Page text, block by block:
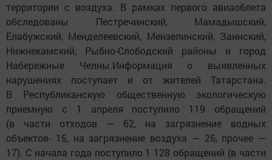
территории с воздуха. В рамках первого авиаоблета
обследованы Пестречинский, Мамадышский,
Елабужский, Менделеевский, Мензелинский, Заинский,
Нижнекамский, Рыбно-Слободский районы и город
Набережные Челны.Информация о выявленных
нарушениях поступает и от жителей Татарстана.
В Республиканскую общественную экологическую
приемную с 1 апреля поступило 119 обращений
(в части отходов — 62, на загрязнение водных
объектов- 15, на загрязнение воздуха — 25, прочее —
17). С начала года поступило 1 128 обращений (в части